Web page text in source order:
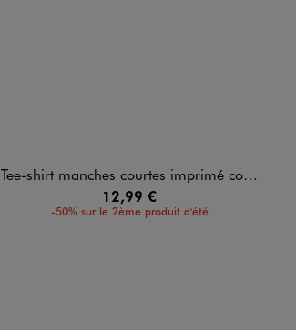
Tee-shirt manches courtes imprimé coupe oversize femme
12,99 €
-50% sur le 2ème produit d'été